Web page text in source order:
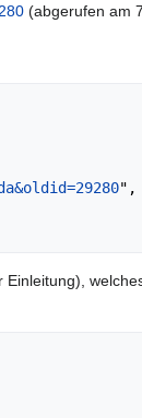
(abgerufen am
",
Einleitung),